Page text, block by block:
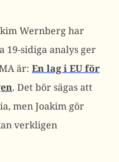
Wernberg har
19-sidiga analys ger
är: En lag i EU för
. Det bör sägas att
men Joakim gör
verkligen